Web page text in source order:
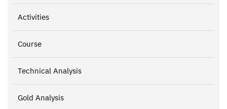
Activities
Course
Technical Analysis
Gold Analysis